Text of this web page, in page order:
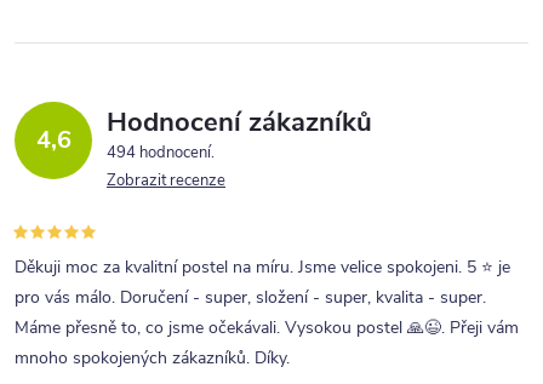
4,6 Hodnocení zákazníků
494 hodnocení
Zobrazit recenze
Děkuji moc za kvalitní postel na míru. Jsme velice spokojeni. 5 ⭐ je
pro vás málo. Doručení - super, složení - super, kvalita - super.
Máme přesně to, co jsme očekávali. Vysokou postel 🙏😉. Přeji vám
mnoho spokojených zákazníků. Díky.